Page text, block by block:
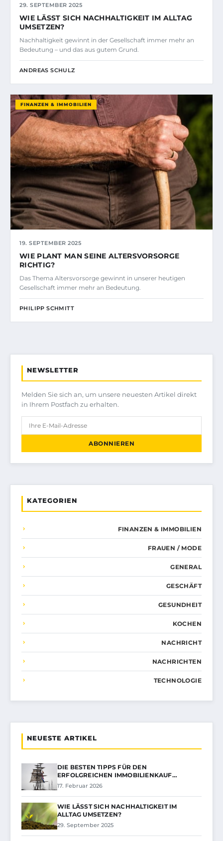
29. SEPTEMBER 2025
WIE LÄSST SICH NACHHALTIGKEIT IM ALLTAG
UMSETZEN?
Nachhaltigkeit gewinnt in der Gesellschaft immer mehr an
Bedeutung – und das aus gutem Grund.
ANDREAS SCHULZ
FINANZEN & IMMOBILIEN
19. SEPTEMBER 2025
WIE PLANT MAN SEINE ALTERSVORSORGE
RICHTIG?
Das Thema Altersvorsorge gewinnt in unserer heutigen
Gesellschaft immer mehr an Bedeutung.
PHILIPP SCHMITT
NEWSLETTER
Melden Sie sich an, um unsere neuesten Artikel direkt
in Ihrem Postfach zu erhalten.
ABONNIEREN
KATEGORIEN
FINANZEN & IMMOBILIEN
FRAUEN / MODE
GENERAL
GESCHÄFT
GESUNDHEIT
KOCHEN
NACHRICHT
NACHRICHTEN
TECHNOLOGIE
NEUESTE ARTIKEL
DIE BESTEN TIPPS FÜR DEN
ERFOLGREICHEN IMMOBILIENKAUF…
17. Februar 2026
WIE LÄSST SICH NACHHALTIGKEIT IM
ALLTAG UMSETZEN?
29. September 2025